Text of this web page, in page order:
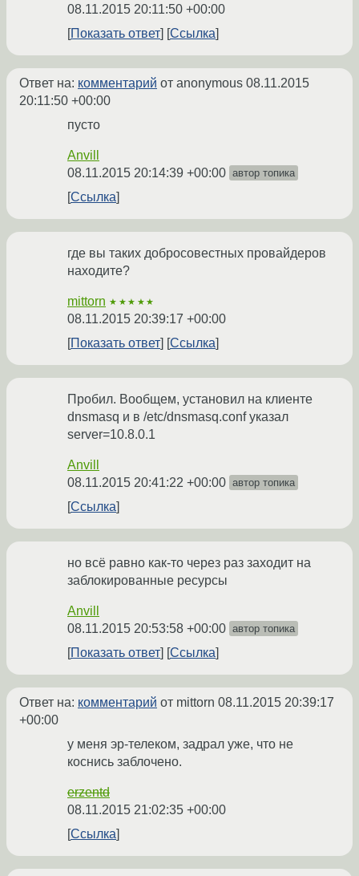
08.11.2015 20:11:50 +00:00
Показать ответ
Ссылка
Ответ на: комментарий от anonymous 08.11.2015
20:11:50 +00:00
пусто
Anvill
08.11.2015 20:14:39 +00:00 автор топика
Ссылка
где вы таких добросовестных провайдеров
находите?
mittorn ★★★★★
08.11.2015 20:39:17 +00:00
Показать ответ
Ссылка
Пробил. Вообщем, установил на клиенте
dnsmasq и в /etc/dnsmasq.conf указал
server=10.8.0.1
Anvill
08.11.2015 20:41:22 +00:00 автор топика
Ссылка
но всё равно как-то через раз заходит на
заблокированные ресурсы
Anvill
08.11.2015 20:53:58 +00:00 автор топика
Показать ответ Ссылка
Ответ на: комментарий от mittorn 08.11.2015 20:39:17
+00:00
у меня эр-телеком, задрал уже, что не
коснись заблочено.
erzentd
08.11.2015 21:02:35 +00:00
Ссылка